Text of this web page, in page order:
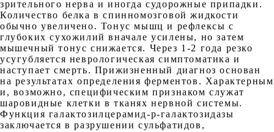
зрительного нерва и иногда судорожные припадки.
Количество белка в спинномозговой жидкости
обычно увеличено. Тонус мышц и рефлексы с
глубоких сухожилий вначале усилены, но затем
мышечный тонус снижается. Через 1-2 года резко
усугубляется неврологическая симптоматика и
наступает смерть. Прижизненный диагноз основан
на результатах определения ферментов. Характерным
и, возможно, специфическим признаком служат
шаровидные клетки в тканях нервной системы.
Функция галактозилцерамид-р-галактозидазы
заключается в разрушении сульфатидов,